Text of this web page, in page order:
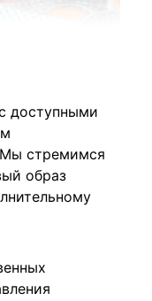
доступными
Мы стремимся
образ